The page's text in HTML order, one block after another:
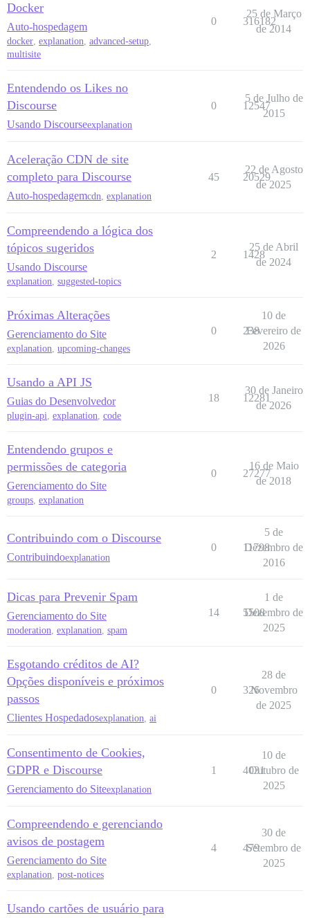
Docker
Auto-hospedagem
docker, explanation, advanced-setup,
multisite
0 316182
25 de Março
de 2014
Entendendo os Likes no
Discourse
Usando Discourseexplanation
0 12547
5 de Julho de
2015
Aceleração CDN de site
completo para Discourse
Auto-hospedagemcdn explanation
45 20529
22 de Agosto
de 2025
Compreendendo a lógica dos
tópicos sugeridos
Usando Discourse
explanation, suggested-topics
2 1428
25 de Abril
de 2024
Próximas Alterações
Gerenciamento do Site
explanation, upcoming-changes
0 238
10 de
Fevereiro de
2026
Usando a API JS
Guias do Desenvolvedor
plugin-api, explanation, code
18 12281
30 de Janeiro
de 2026
Entendendo grupos e
permissões de categoria
Gerenciamento do Site
groups, explanation
0 27277
16 de Maio
de 2018
Contribuindo com o Discourse
Contribuindoexplanation
0 11798
5 de
Dezembro de
2016
Dicas para Prevenir Spam
Gerenciamento do Site
moderation, explanation, spam
14 5508
1 de
Dezembro de
2025
Esgotando créditos de AI?
Opções disponíveis e próximos
passos
Clientes Hospedadosexplanation ai
0 326
28 de
Novembro
de 2025
Consentimento de Cookies,
GDPR e Discourse
Gerenciamento do Siteexplanation
1 4031
10 de
Outubro de
2025
Compreendendo e gerenciando
avisos de postagem
Gerenciamento do Site
explanation, post-notices
4 479
30 de
Setembro de
2025
Usando cartões de usuário para